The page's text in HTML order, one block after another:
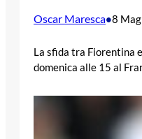
Oscar Maresca•8 Mag
La sfida tra Fiorentina
domenica alle 15 al